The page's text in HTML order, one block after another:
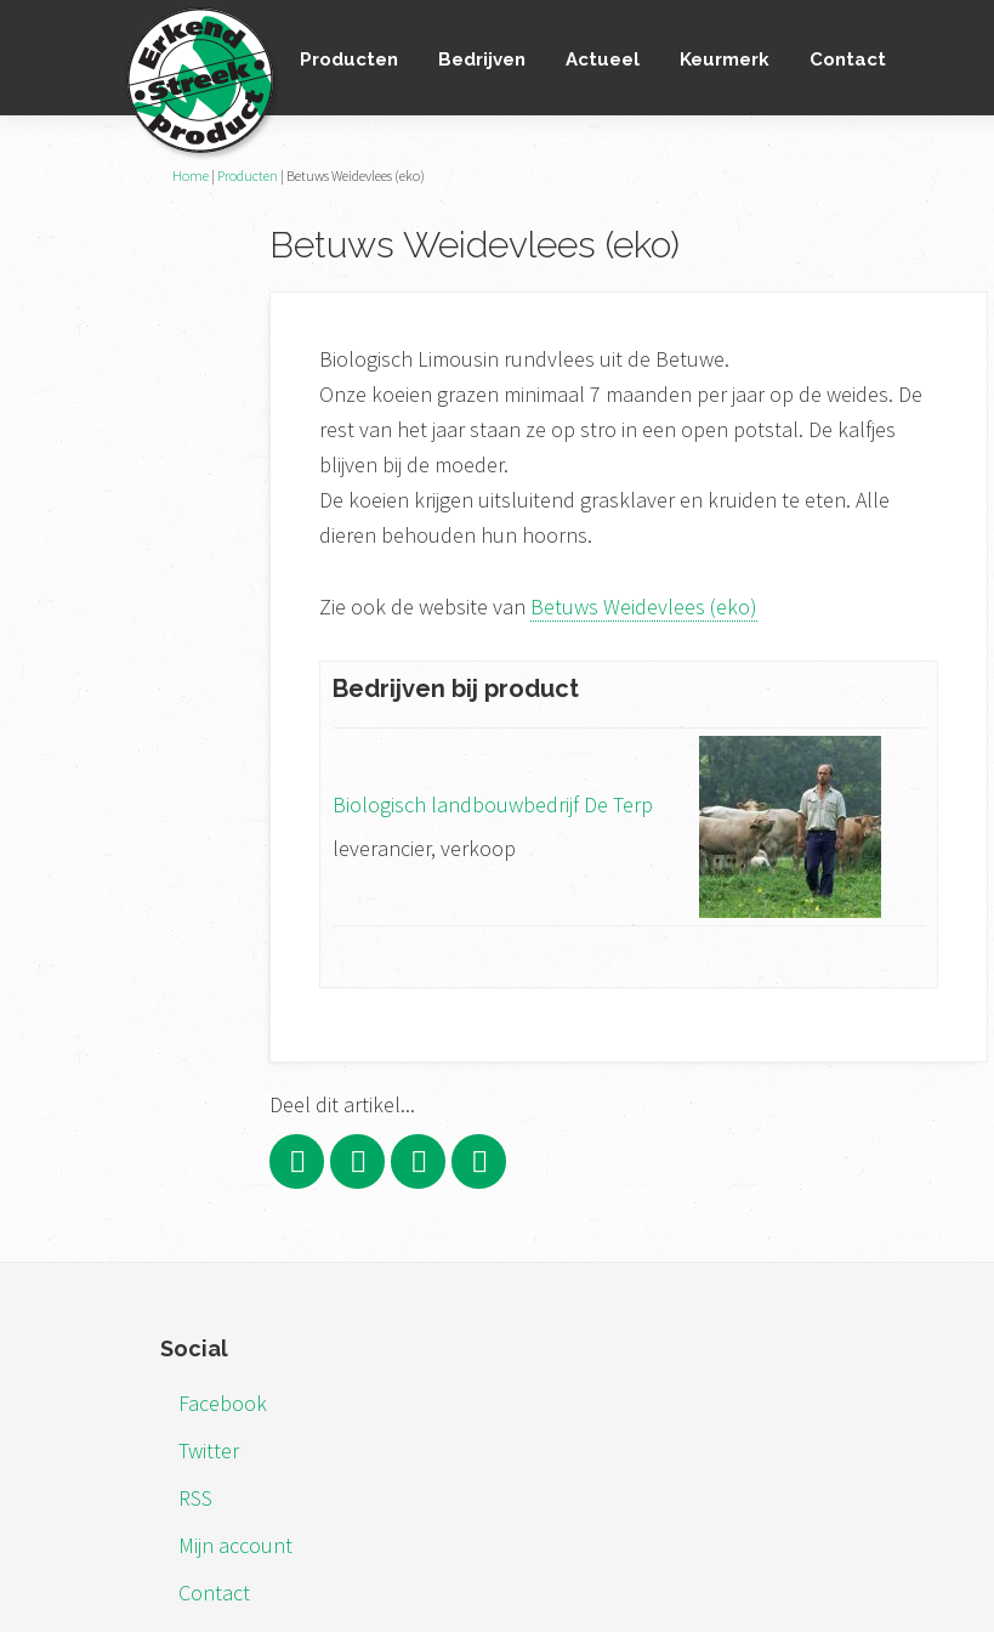
hoofdnavigatie
hoofd
voettekst
Erkend
Streekproduct
keurmerk
streekproducten
Producten Bedrijven Actueel Keurmerk Contact
Home | Producten | Betuws Weidevlees (eko)
Betuws Weidevlees (eko)
Biologisch Limousin rundvlees uit de Betuwe.
Onze koeien grazen minimaal 7 maanden per jaar op de weides. De
rest van het jaar staan ze op stro in een open potstal. De kalfjes
blijven bij de moeder.
De koeien krijgen uitsluitend grasklaver en kruiden te eten. Alle
dieren behouden hun hoorns.
Zie ook de website van Betuws Weidevlees (eko)
Bedrijven bij product
Biologisch landbouwbedrijf De Terp
leverancier, verkoop
Deel dit artikel...
Social
Facebook
Twitter
RSS
Mijn account
Contact